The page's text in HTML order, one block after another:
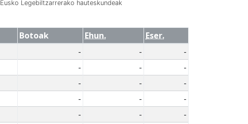
Eusko Legebiltzarrerako hauteskundeak
Botoak Ehun.
Eser.
- -
-
- -
-
- -
-
- -
-
- -
-